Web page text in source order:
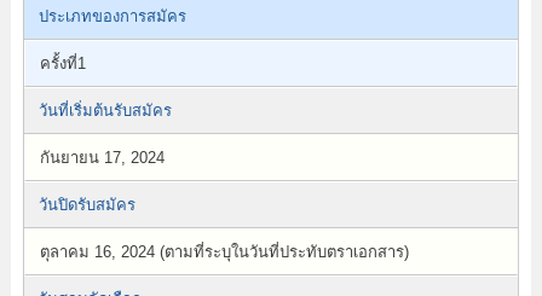
ประเภทของการสมัคร
ครั้งที่1
วันที่เริ่มต้นรับสมัคร
กันยายน 17, 2024
วันปิดรับสมัคร
ตุลาคม 16, 2024 (ตามที่ระบุในวันที่ประทับตราเอกสาร)